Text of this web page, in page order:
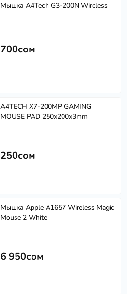
Мышка A4Tech G3-200N Wireless
700сом
A4TECH X7-200MP GAMING
MOUSE PAD 250x200x3mm
250сом
Мышка Apple A1657 Wireless Magic
Mouse 2 White
6 950сом